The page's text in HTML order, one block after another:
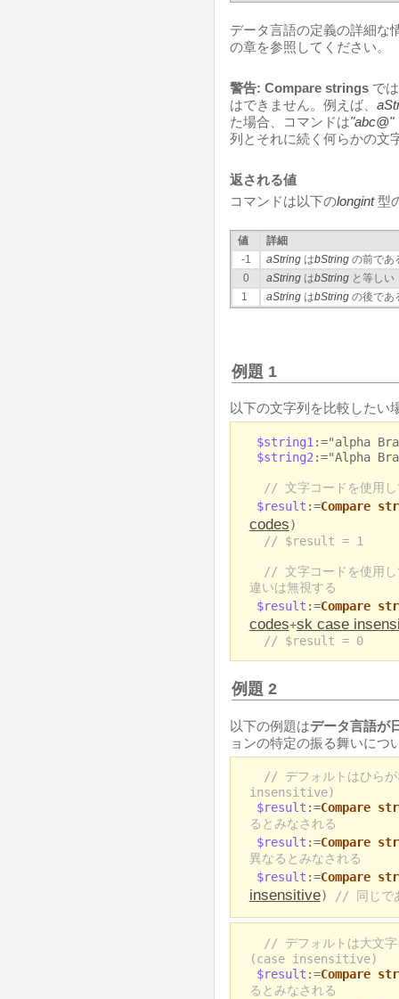
データ言語の定義の詳細な
の章を参照してください。
警告: Compare strings で
はできません。例えば、
た場合、コマンドは"abc@"
列とそれに続く何らかの文
返される値
コマンドは以下のlongint型
値
詳細
-1
aString はbString の前であ
0
aString はbString と等しい
1
aString はbString の後であ
例題 1
以下の文字列を比較した
$string1 :="alpha
$string2 :="Alpha
// 文字コードを使用し
$result :=Compare
codes)
// $result = 1
// 文字コードを使用し
違いは無視する
$result :=Compare
codes+sk case
// $result = 0
例題 2
以下の例題はデータ言語が
ョンの特定の振る舞いにつ
// デフォルトはひらが
insensitive)
$result :=Compare
るとみなされる
$result :=Compare
異なるとみなされる
$result :=Compare
insensitive) // 同じで
// デフォルトは大文
(case insensitive)
$result :=Compare
るとみなされる